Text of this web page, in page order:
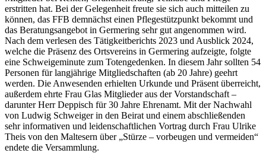
erstritten hat. Bei der Gelegenheit freute sie sich auch mitteilen zu
können, das FFB demnächst einen Pflegestützpunkt bekommt und
das Beratungsangebot in Germering sehr gut angenommen wird.
Nach dem verlesen des Tätigkeitberichts 2023 und Ausblick 2024,
welche die Präsenz des Ortsvereins in Germering aufzeigte, folgte
eine Schweigeminute zum Totengedenken. In diesem Jahr sollten 54
Personen für langjährige Mitgliedschaften (ab 20 Jahre) geehrt
werden. Die Anwesenden erhielten Urkunde und Präsent überreicht,
außerdem ehrte Frau Glas Mitglieder aus der Vorstandschaft –
darunter Herr Deppisch für 30 Jahre Ehrenamt. Mit der Nachwahl
von Ludwig Schweiger in den Beirat und einem abschließenden
sehr informativen und leidenschaftlichen Vortrag durch Frau Ulrike
Theis von den Maltesern über „Stürze – vorbeugen und vermeiden“
endete die Versammlung.